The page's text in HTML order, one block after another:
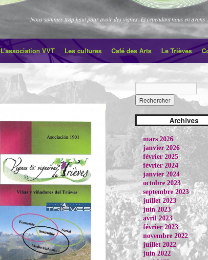
"Nous sommes trop haut pour avoir des vignes. Et cependant nous en
L’association VVT Les cultures Café des Arts Le Trièves
Archives
mars 2026
janvier 2026
février 2025
février 2024
janvier 2024
octobre 2023
septembre 2023
juillet 2023
juin 2023
avril 2023
février 2023
novembre 2022
juillet 2022
juin 2022